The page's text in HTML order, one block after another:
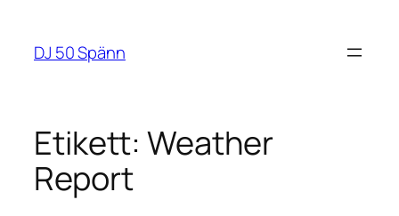
innehåll
DJ 50 Spänn
Etikett:Weather
Report